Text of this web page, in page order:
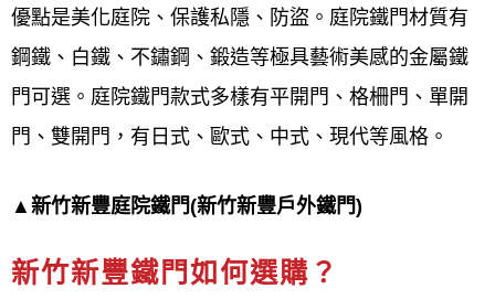
優點是美化庭院、保護私隱、防盜。庭院鐵門材質有
鋼鐵、白鐵、不鏽鋼、鍛造等極具藝術美感的金屬鐵
門可選。庭院鐵門款式多樣有平開門、格柵門、單開
門、雙開門，有日式、歐式、中式、現代等風格。
▲新竹新豐庭院鐵門(新竹新豐戶外鐵門)
新竹新豐鐵門如何選購？